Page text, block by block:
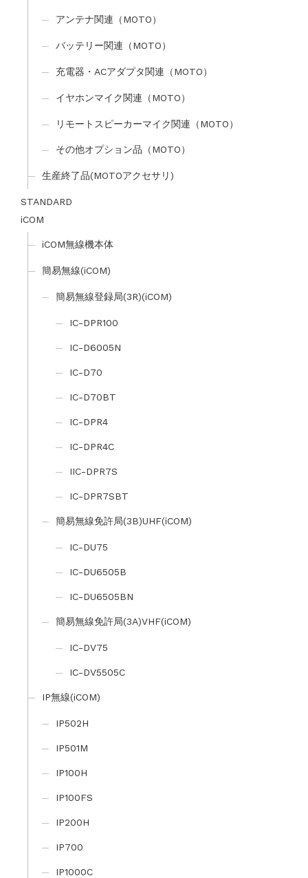
アンテナ関連（MOTO）
バッテリー関連（MOTO）
充電器・ACアダプタ関連（MOTO）
イヤホンマイク関連（MOTO）
リモートスピーカーマイク関連（MOTO）
その他オプション品（MOTO）
生産終了品(MOTOアクセサリ)
STANDARD
iCOM
iCOM無線機本体
簡易無線(iCOM)
簡易無線登録局(3R)(iCOM)
IC-DPR100
IC-D6005N
IC-D70
IC-D70BT
IC-DPR4
IC-DPR4C
IIC-DPR7S
IC-DPR7SBT
簡易無線免許局(3B)UHF(iCOM)
IC-DU75
IC-DU6505B
IC-DU6505BN
簡易無線免許局(3A)VHF(iCOM)
IC-DV75
IC-DV5505C
IP無線(iCOM)
IP502H
IP501M
IP100H
IP100FS
IP200H
IP700
IP1000C